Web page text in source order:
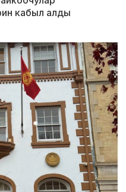
кабыл алды